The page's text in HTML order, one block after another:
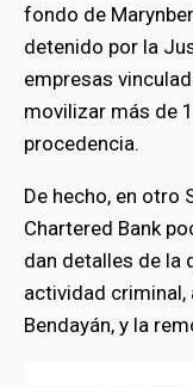
fondo de
detenido por la
empresas
movilizar más de
procedencia.
De hecho, en otro
Chartered Bank
dan detalles de la
actividad criminal,
Bendayán, y la